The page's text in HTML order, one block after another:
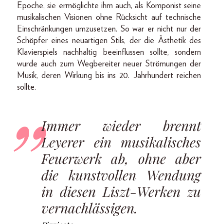
Epoche, sie ermöglichte ihm auch, als Komponist seine
musikalischen Visionen ohne Rücksicht auf technische
Einschränkungen umzusetzen. So war er nicht nur der
Schöpfer eines neuartigen Stils, der die Ästhetik des
Klavierspiels nachhaltig beeinflussen sollte, sondern
wurde auch zum Wegbereiter neuer Strömungen der
Musik, deren Wirkung bis ins 20. Jahrhundert reichen
sollte.
Immer wieder brennt
Leyerer ein musikalisches
Feuerwerk ab, ohne aber
die kunstvollen Wendung
in diesen Liszt-Werken zu
vernachlässigen.